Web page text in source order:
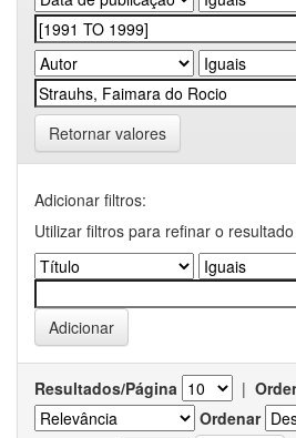
Retornar valores
Adicionar filtros:
Utilizar filtros para refinar o
Resultados/Página |
Ordenar